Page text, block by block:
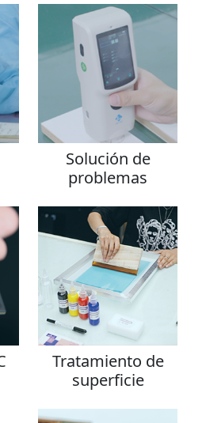
Solución de
problemas
Tratamiento de
superficie